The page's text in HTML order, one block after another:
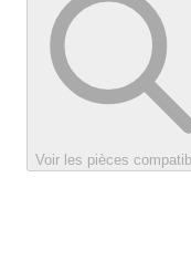
Voir les pièces